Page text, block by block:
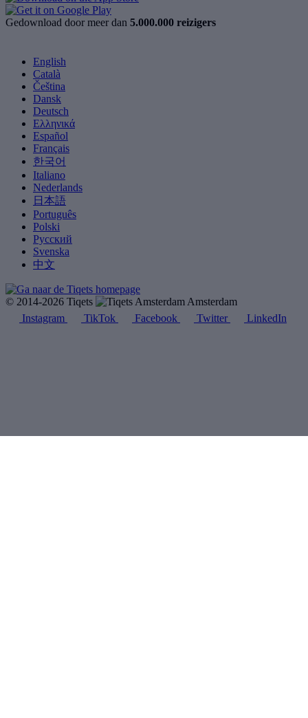
Gedownload door meer dan 5.000.000 reizigers
English
Català
Čeština
Dansk
Deutsch
Ελληνικά
Español
Français
한국어
Italiano
Nederlands
日本語
Português
Polski
Русский
Svenska
中文
© 2014-2026 Tiqets
Amsterdam
Instagram
TikTok Facebook Twitter LinkedIn